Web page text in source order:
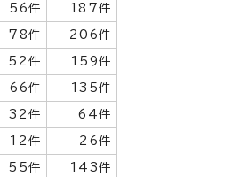
56件 187件
78件 206件
52件 159件
66件 135件
32件 64件
12件 26件
55件 143件